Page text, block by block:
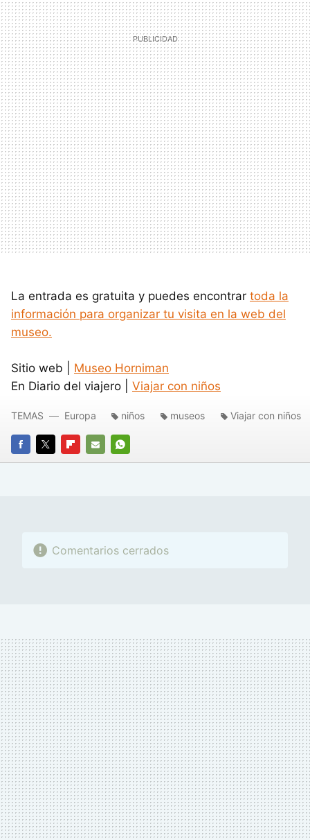
La entrada es gratuita y puedes encontrar toda la
información para organizar tu visita en la web del
museo.
Sitio web | Museo Horniman
En Diario del viajero | Viajar con niños
FACEBOOK
TWITTERFLIPBOARD
E-
WHATSAPP
TEMAS Europa niños museos Viajar con niños
Comentarios cerrados